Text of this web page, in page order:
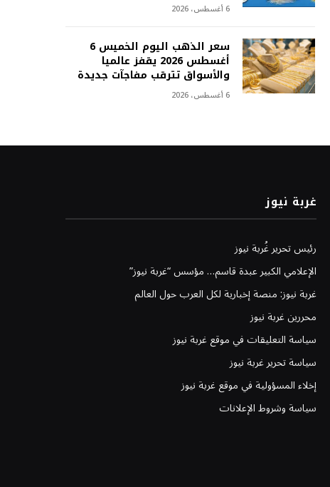
6 أغسطس، 2026
سعر الذهب اليوم الخميس 6
أغسطس 2026 يقفز عالميا
والأسواق تترقب مفاجآت جديدة
6 أغسطس، 2026
غربة نيوز
رئيس تحرير غُربة نيوز
الإعلامي الكبير عبدة قاسم… مؤسس “غربة نيوز”
غربة نيوز: منصة إخبارية لكل العرب حول العالم
محررين غربة نيوز
سياسة التعليقات في موقع غربة نيوز
سياسة تحرير غربة نيوز
إخلاء المسؤولية في موقع غربة نيوز
سياسة وشروط الإعلانات